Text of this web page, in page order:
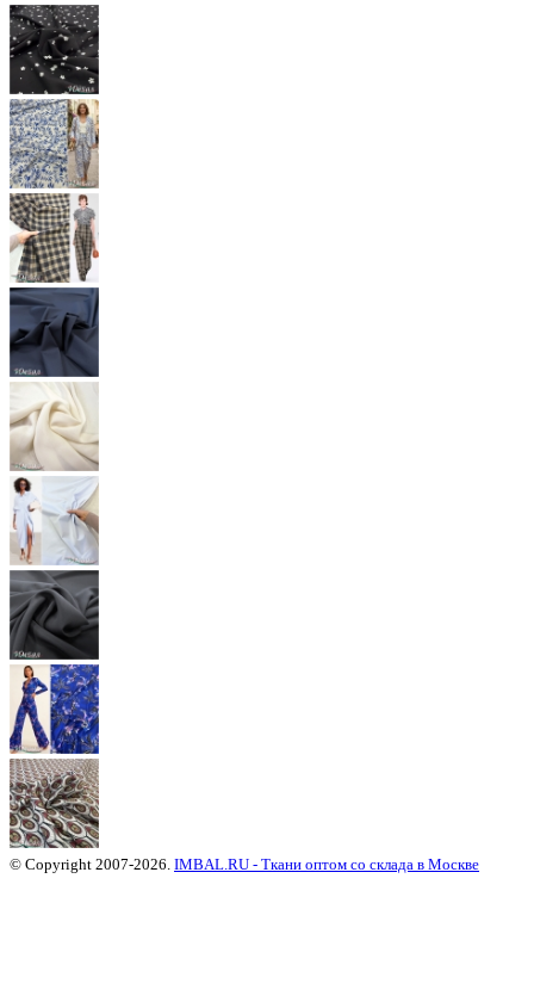
© Copyright 2007-2026. IMBAL.RU - Ткани оптом со склада в Москве